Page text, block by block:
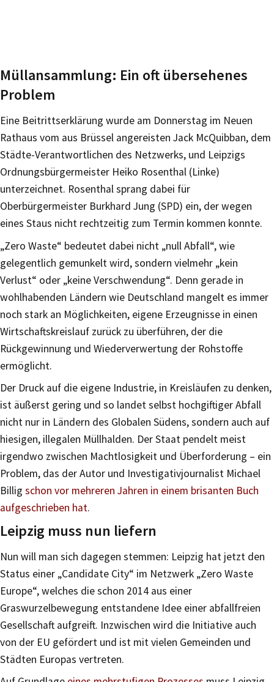
Müllansammlung: Ein oft übersehenes
Problem
Eine Beitrittserklärung wurde am Donnerstag im Neuen
Rathaus vom aus Brüssel angereisten Jack McQuibban, dem
Städte-Verantwortlichen des Netzwerks, und Leipzigs
Ordnungsbürgermeister Heiko Rosenthal (Linke)
unterzeichnet. Rosenthal sprang dabei für
Oberbürgermeister Burkhard Jung (SPD) ein, der wegen
eines Staus nicht rechtzeitig zum Termin kommen konnte.
„Zero Waste“ bedeutet dabei nicht „null Abfall“, wie
gelegentlich gemunkelt wird, sondern vielmehr „kein
Verlust“ oder „keine Verschwendung“. Denn gerade in
wohlhabenden Ländern wie Deutschland mangelt es immer
noch stark an Möglichkeiten, eigene Erzeugnisse in einen
Wirtschaftskreislauf zurück zu überführen, der die
Rückgewinnung und Wiederverwertung der Rohstoffe
ermöglicht.
Der Druck auf die eigene Industrie, in Kreisläufen zu denken,
ist äußerst gering und so landet selbst hochgiftiger Abfall
nicht nur in Ländern des Globalen Südens, sondern auch auf
hiesigen, illegalen Müllhalden. Der Staat pendelt meist
irgendwo zwischen Machtlosigkeit und Überforderung – ein
Problem, das der Autor und Investigativjournalist Michael
Billig schon vor mehreren Jahren in einem brisanten Buch
aufgeschrieben hat.
Leipzig muss nun liefern
Nun will man sich dagegen stemmen: Leipzig hat jetzt den
Status einer „Candidate City“ im Netzwerk „Zero Waste
Europe“, welches die schon 2014 aus einer
Graswurzelbewegung entstandene Idee einer abfallfreien
Gesellschaft aufgreift. Inzwischen wird die Initiative auch
von der EU gefördert und ist mit vielen Gemeinden und
Städten Europas vertreten.